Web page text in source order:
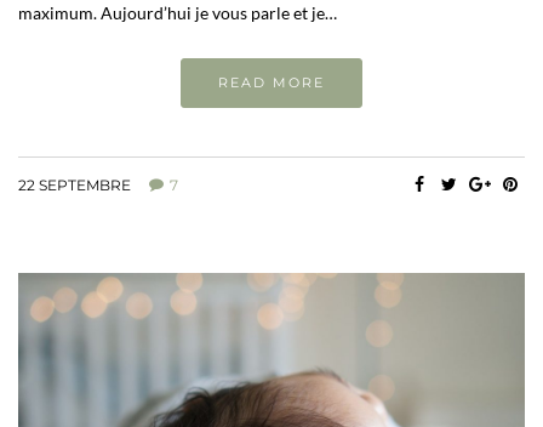
maximum. Aujourd’hui je vous parle et je…
READ MORE
22 SEPTEMBRE 7